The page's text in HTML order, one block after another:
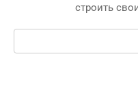
строить
Поиск: